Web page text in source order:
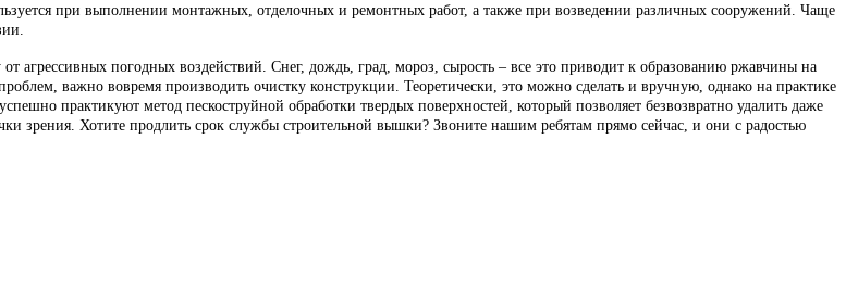
при выполнении монтажных, отделочных и ремонтных работ, а также при возведении различных сооружений. Чаще
погодных воздействий. Снег, дождь, град, мороз, сырость – все это приводит к образованию ржавчины на
важно вовремя производить очистку конструкции. Теоретически, это можно сделать и вручную, однако на практике
практикуют метод пескоструйной обработки твердых поверхностей, который позволяет безвозвратно удалить даже
зрения. Хотите продлить срок службы строительной вышки? Звоните нашим ребятам прямо сейчас, и они с радостью